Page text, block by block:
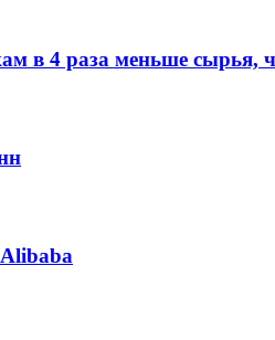
в 4 раза меньше сырья,